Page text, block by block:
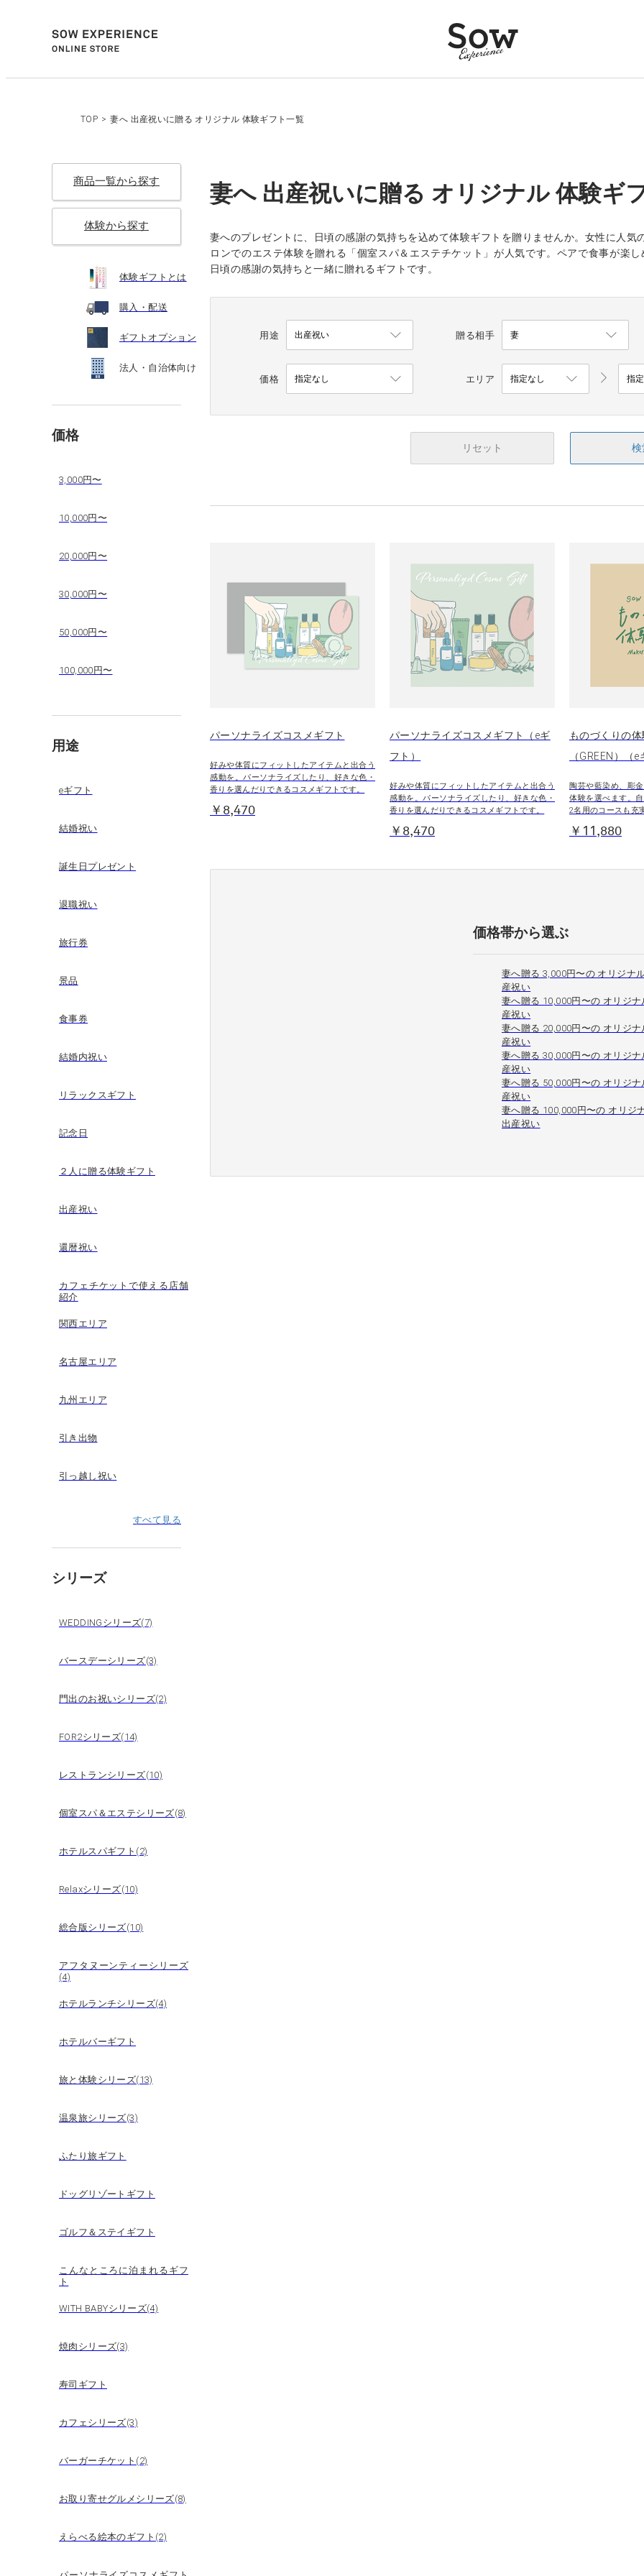
TOP > 妻へ 出産祝いに贈る オリジナル 体験ギフト一覧
商品一覧から探す
体験から探す
体験ギフトとは
購入・配送
ギフトオプション
法人・自治体向け
価格
3,000円〜
10,000円〜
20,000円〜
30,000円〜
50,000円〜
100,000円〜
用途
eギフト
結婚祝い
誕生日プレゼント
退職祝い
旅行券
景品
食事券
結婚内祝い
リラックスギフト
記念日
２人に贈る体験ギフト
出産祝い
還暦祝い
カフェチケットで使える店舗
紹介
関西エリア
名古屋エリア
九州エリア
引き出物
引っ越し祝い
すべて見る
シリーズ
WEDDINGシリーズ(7)
バースデーシリーズ(3)
門出のお祝いシリーズ(2)
FOR2シリーズ(14)
レストランシリーズ(10)
個室スパ＆エステシリーズ(8)
ホテルスパギフト(2)
Relaxシリーズ(10)
総合版シリーズ(10)
アフタヌーンティーシリーズ
(4)
ホテルランチシリーズ(4)
ホテルバーギフト
旅と体験シリーズ(13)
温泉旅シリーズ(3)
ふたり旅ギフト
ドッグリゾートギフト
ゴルフ＆ステイギフト
こんなところに泊まれるギフ
ト
WITH BABYシリーズ(4)
焼肉シリーズ(3)
寿司ギフト
カフェシリーズ(3)
バーガーチケット(2)
お取り寄せグルメシリーズ(8)
えらべる絵本のギフト(2)
妻へ 出産祝いに贈る オリジナル 体験ギ
妻へのプレゼントに、日頃の感謝の気持ちを込めて体験ギフトを贈りませんか。女性に人
ロンでのエステ体験を贈れる「個室スパ＆エステチケット」が人気です。ペアで食事が楽
日頃の感謝の気持ちと一緒に贈れるギフトです。
用途 贈る相手
価格 エリア
リセット 検
パーソナライズコスメギフト
好みや体質にフィットしたアイテムと出合う
感動を。パーソナライズしたり、好きな色・
香りを選んだりできるコスメギフトです。
￥8,470
パーソナライズコスメギフト（eギ
フト）
好みや体質にフィットしたアイテムと出合う
感動を。パーソナライズしたり、好きな色・
香りを選んだりできるコスメギフトです。
￥8,470
ものづくりの体
（GREEN）（e
陶芸や藍染め、彫
体験を選べます。
2名用のコースも充
￥11,880
価格帯から選ぶ
妻へ贈る 3,000円〜の オリジナ
産祝い
妻へ贈る 10,000円〜の オリジナ
産祝い
妻へ贈る 20,000円〜の オリジナ
産祝い
妻へ贈る 30,000円〜の オリジナ
産祝い
妻へ贈る 50,000円〜の オリジナ
産祝い
妻へ贈る 100,000円〜の オリジ
出産祝い